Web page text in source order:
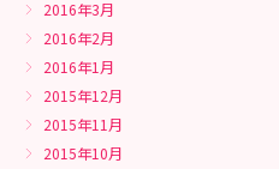
2016年3月
2016年2月
2016年1月
2015年12月
2015年11月
2015年10月